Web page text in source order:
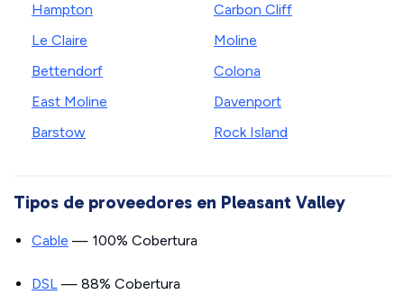
Hampton
Le Claire
Bettendorf
East Moline
Barstow
Carbon Cliff
Moline
Colona
Davenport
Rock Island
Tipos de proveedores en Pleasant Valley
Cable — 100% Cobertura
DSL — 88% Cobertura